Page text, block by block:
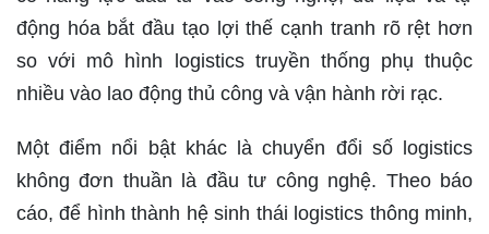
động hóa bắt đầu tạo lợi thế cạnh tranh rõ rệt hơn
so với mô hình logistics truyền thống phụ thuộc
nhiều vào lao động thủ công và vận hành rời rạc.
Một điểm nổi bật khác là chuyển đổi số logistics
không đơn thuần là đầu tư công nghệ. Theo báo
cáo, để hình thành hệ sinh thái logistics thông minh,